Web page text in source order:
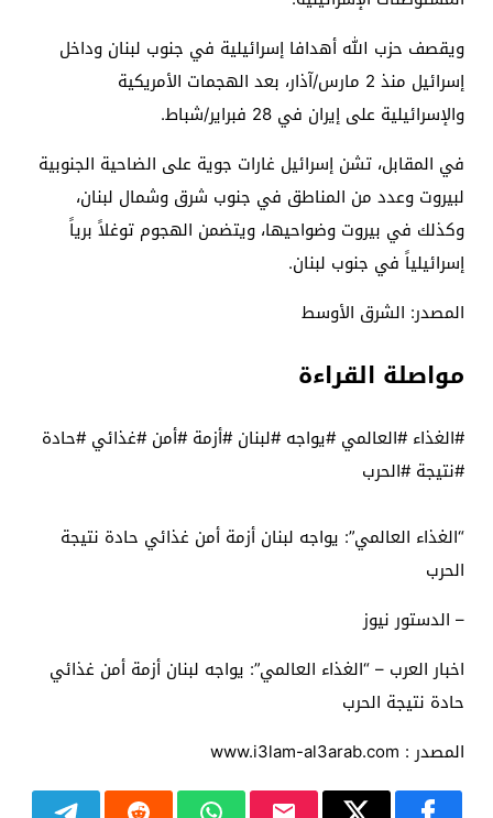
ويقصف حزب الله أهدافا إسرائيلية في جنوب لبنان وداخل
إسرائيل منذ 2 مارس/آذار، بعد الهجمات الأمريكية
والإسرائيلية على إيران في 28 فبراير/شباط.
في المقابل، تشن إسرائيل غارات جوية على الضاحية الجنوبية
لبيروت وعدد من المناطق في جنوب شرق وشمال لبنان،
وكذلك في بيروت وضواحيها، ويتضمن الهجوم توغلاً برياً
إسرائيلياً في جنوب لبنان.
المصدر: الشرق الأوسط
مواصلة القراءة
#الغذاء #العالمي #يواجه #لبنان #أزمة #أمن #غذائي #حادة
#نتيجة #الحرب
“الغذاء العالمي”: يواجه لبنان أزمة أمن غذائي حادة نتيجة
الحرب
– الدستور نيوز
اخبار العرب – “الغذاء العالمي”: يواجه لبنان أزمة أمن غذائي
حادة نتيجة الحرب
المصدر : www.i3lam-al3arab.com